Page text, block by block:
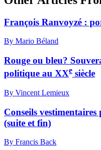
François Ranvoyzé :
By Mario Béland
Rouge ou bleu?
politique au XXe siècle
By Vincent Lemieux
Conseils
(suite et fin)
By Francis Back